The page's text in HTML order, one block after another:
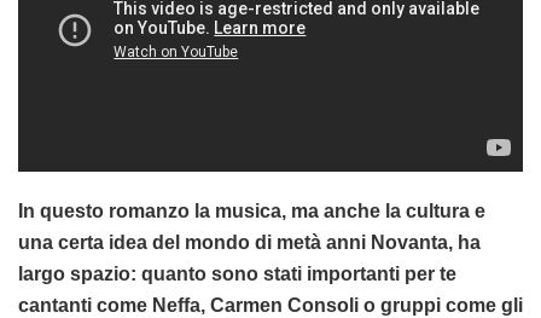
In questo romanzo la musica, ma anche la cultura e
una certa idea del mondo di metà anni Novanta, ha
largo spazio: quanto sono stati importanti per te
cantanti come Neffa, Carmen Consoli o gruppi come gli